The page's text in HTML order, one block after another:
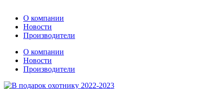
О компании
Новости
Производители
О компании
Новости
Производители